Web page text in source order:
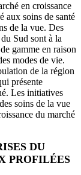
en croissance
aux soins de santé
de la vue. Des
Sud sont à la
gamme en raison
modes de vie.
de la région
présente
Les initiatives
soins de la vue
du marché
DU
PROFILÉES